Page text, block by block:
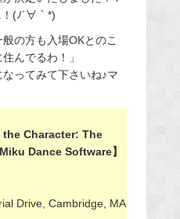
(ﾉ´∀｀*)
の方も入場OKとのこ
んでるわ！」
ってみて下さいね♪マ
Character: The
Dance Software】
Drive, Cambridge, MA